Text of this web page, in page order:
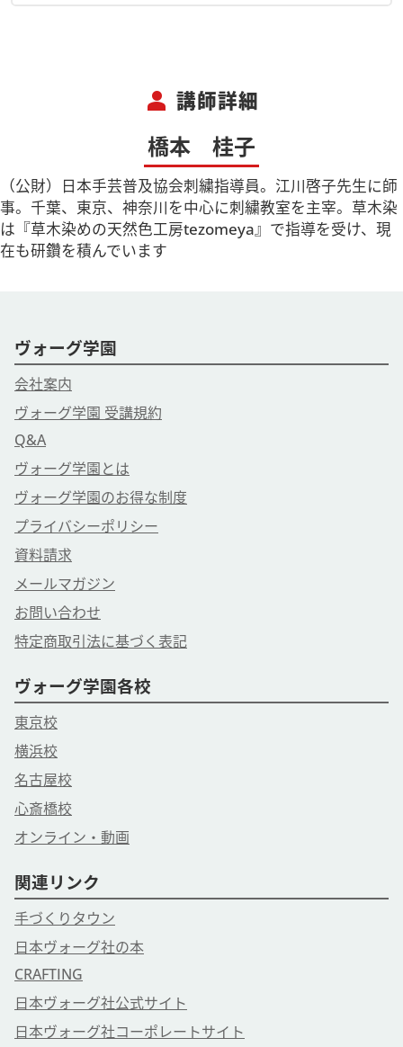
person 講師詳細
橋本 桂子
（公財）日本手芸普及協会刺繍指導員。江川啓子先生に師
事。千葉、東京、神奈川を中心に刺繍教室を主宰。草木染
は『草木染めの天然色工房tezomeya』で指導を受け、現
在も研鑽を積んでいます
ヴォーグ学園
会社案内
ヴォーグ学園 受講規約
Q&A
ヴォーグ学園とは
ヴォーグ学園のお得な制度
プライバシーポリシー
資料請求
メールマガジン
お問い合わせ
特定商取引法に基づく表記
ヴォーグ学園各校
東京校
横浜校
名古屋校
心斎橋校
オンライン・動画
関連リンク
手づくりタウン
日本ヴォーグ社の本
CRAFTING
日本ヴォーグ社公式サイト
日本ヴォーグ社コーポレートサイト